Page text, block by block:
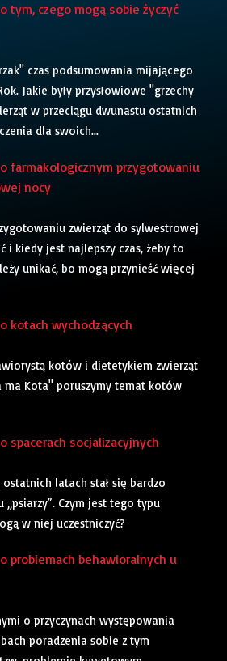
tym, czego mogą sobie życzyć
czas podsumowania mijającego
Jakie były przysłowiowe "grzechy
w przeciągu dwunastu ostatnich
dla swoich...
farmakologicznym przygotowaniu
nocy
zwierząt do sylwestrowej
i kiedy jest najlepszy czas, żeby to
unikać, bo mogą przynieść więcej
kotach wychodzących
kotów i dietetykiem zwierząt
ma Kota" poruszymy temat kotów
spacerach socjalizacyjnych
latach stał się bardzo
Czym jest tego typu
w niej uczestniczyć?
problemach behawioralnych u
o przyczynach występowania
poradzenia sobie z tym